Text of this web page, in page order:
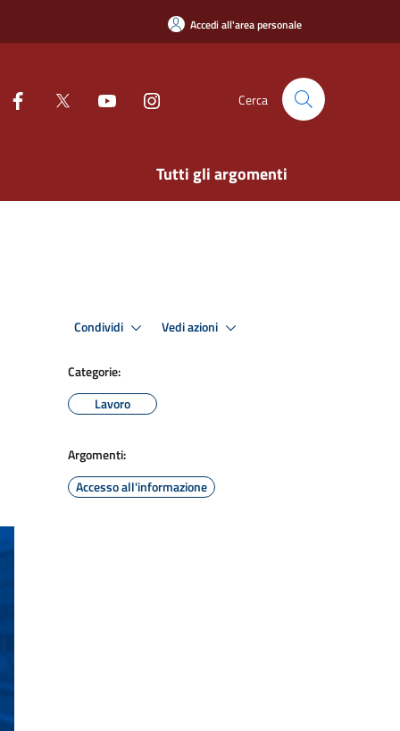
Accedi all'area personale
Cerca
Tutti gli argomenti
Condividi Vedi azioni
Categorie:
Lavoro
Argomenti:
Accesso all'informazione